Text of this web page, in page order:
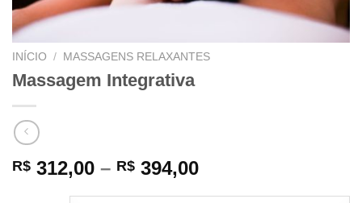
INÍCIO / MASSAGENS RELAXANTES
Massagem Integrativa
R$ 312,00 – R$ 394,00Price